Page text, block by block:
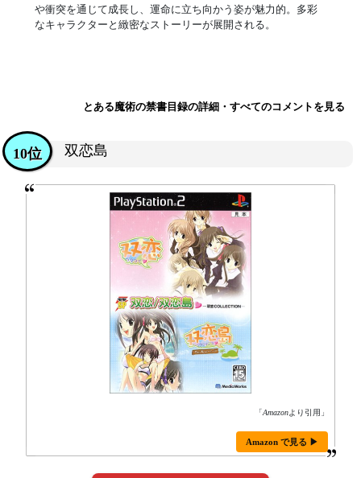
や衝突を通じて成長し、運命に立ち向かう姿が魅力的。多彩
なキャラクターと緻密なストーリーが展開される。
とある魔術の禁書目録の詳細・すべてのコメントを見る
双恋島
10位
「Amazonより引用」
Amazon で見る ▶